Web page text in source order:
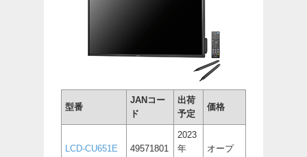
型番
JANコー
ド
出荷
予定
価格
LCD-CU651E
49571801
2023
年
オープ